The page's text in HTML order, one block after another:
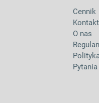
Cennik
Kontakt
O nas